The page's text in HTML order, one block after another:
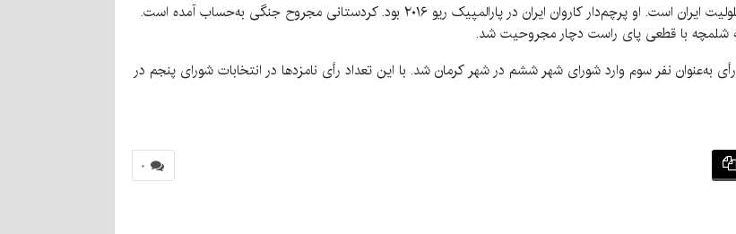
عشرت کردستانی کاپیتان تیم ملی والیبال نشسته زنان دارای معلولیت ایران است. او پرچم‌دار کاروان ایران در پارالمپیک ریو ۲۰۱۶ بود. کردستانی مجروح جنگی به‌حساب آمده است.
او سال ۱۴۰۰ با قرارگرفتن در لیست موسوم به میثاق و با ۱۷۶۷۸ رأی به‌عنوان نفر سوم وارد شورای شهر ششم در شهر کرمان شد. با این تعداد رأی نامزدها در انتخابات شورای پنجم در
۰